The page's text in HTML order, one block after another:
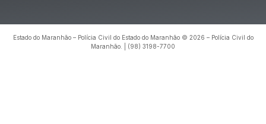
Estado do Maranhão – Polícia Civil do Estado do Maranhão © 2026 – Polícia Civil do
Maranhão. | (98) 3198-7700